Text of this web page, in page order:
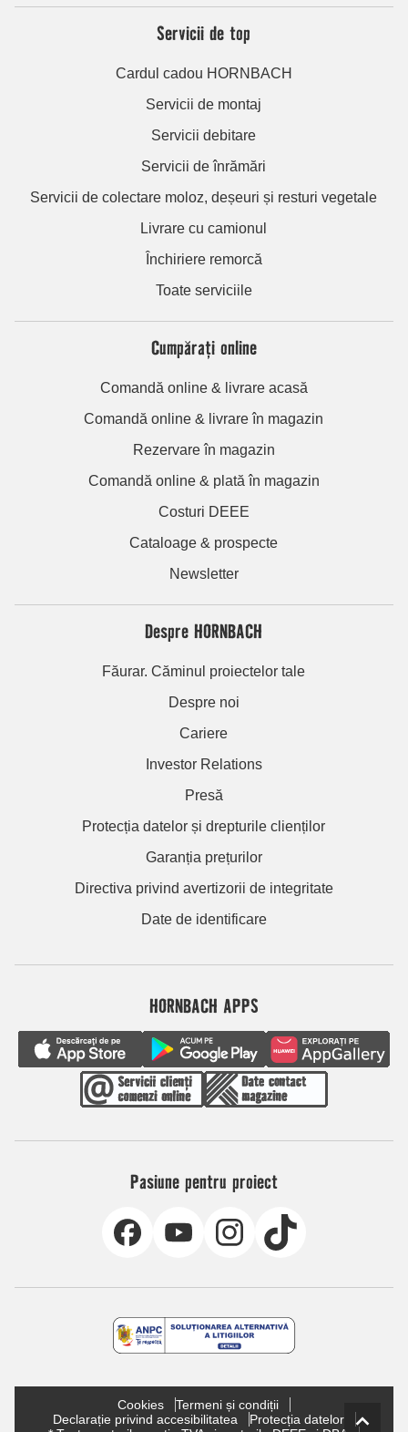
Servicii de top
Cardul cadou HORNBACH
Servicii de montaj
Servicii debitare
Servicii de înrămări
Servicii de colectare moloz, deșeuri și resturi vegetale
Livrare cu camionul
Închiriere remorcă
Toate serviciile
Cumpărați online
Comandă online & livrare acasă
Comandă online & livrare în magazin
Rezervare în magazin
Comandă online & plată în magazin
Costuri DEEE
Cataloage & prospecte
Newsletter
Despre HORNBACH
Făurar. Căminul proiectelor tale
Despre noi
Cariere
Investor Relations
Presă
Protecția datelor și drepturile clienților
Garanția prețurilor
Directiva privind avertizorii de integritate
Date de identificare
HORNBACH APPS
Pasiune pentru proiect
Cookies
Termeni și condiții
Declarație privind accesibilitatea
Protecția datelor